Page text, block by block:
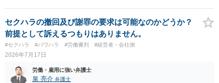
セクハラの撤回及び謝罪の要求は可能なのかどうか？
前提として訴えるつもりはありません。
#セクハラ #パワハラ #労働審判 #経営者・会社側
2026年7月17日
労働・雇用に強い弁護士
泉 亮介 弁護士